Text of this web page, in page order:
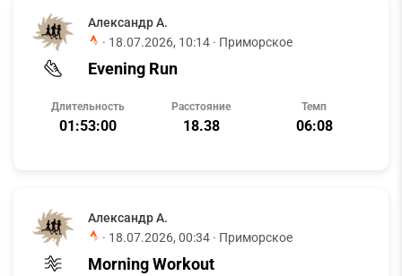
Александр А.
· 18.07.2026, 10:14 · Приморское
Evening Run
Длительность
01:53:00
Расстояние
18.38
Темп
06:08
Александр А.
· 18.07.2026, 00:34 · Приморское
Morning Workout